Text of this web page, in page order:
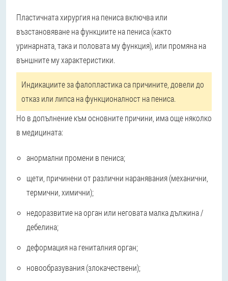
Пластичната хирургия на пениса включва или
възстановяване на функциите на пениса (както
уринарната, така и половата му функция), или промяна на
външните му характеристики.
Индикациите за фалопластика са причините, довели до
отказ или липса на функционалност на пениса.
Но в допълнение към основните причини, има още няколко
в медицината:
анормални промени в пениса;
щети, причинени от различни наранявания (механични,
термични, химични);
недоразвитие на орган или неговата малка дължина /
дебелина;
деформация на гениталния орган;
новообразувания (злокачествени);